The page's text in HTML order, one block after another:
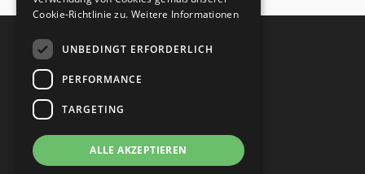
STARTSEITE
VERSAND
Cookie-Richtlinie zu. Weitere Informationen
UNBEDINGT ERFORDERLICH
PERFORMANCE
TARGETING
ALLE AKZEPTIEREN